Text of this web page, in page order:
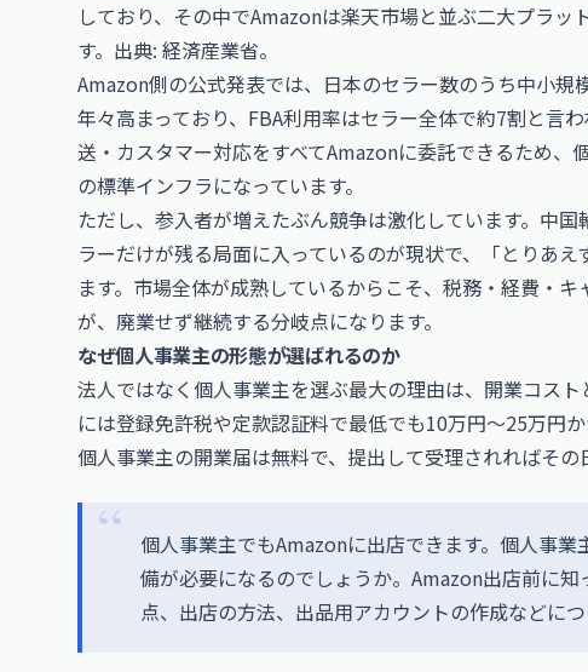
しており、その中でAmazonは楽天市場と並ぶ二大プラ
す。出典: 経済産業省。
Amazon側の公式発表では、日本のセラー数のうち中小
年々高まっており、FBA利用率はセラー全体で約7割と言
送・カスタマー対応をすべてAmazonに委託できるため、
の標準インフラになっています。
ただし、参入者が増えたぶん競争は激化しています。中
ラーだけが残る局面に入っているのが現状で、「とりあ
ます。市場全体が成熟しているからこそ、税務・経費・
が、廃業せず継続する分岐点になります。
なぜ個人事業主の形態が選ばれるのか
法人ではなく個人事業主を選ぶ最大の理由は、開業コス
には登録免許税や定款認証料で最低でも10万円〜25万円
個人事業主の開業届は無料で、提出して受理されればその
個人事業主でもAmazonに出店できます。個人事
備が必要になるのでしょうか。Amazon出店前に
点、出店の方法、出品用アカウントの作成などにつ